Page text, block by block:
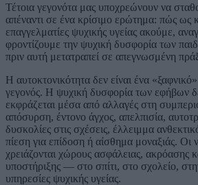
Τέτοια γεγονότα μας υποχρεώνουν να
απέναντι σε ένα κρίσιμο ερώτημα: πώς ως
επαγγελματίες ψυχικής υγείας ακούμε,
φροντίζουμε την ψυχική δυσφορία των
πριν αυτή μετατραπεί σε απεγνωσμένη
Η αυτοκτονικότητα δεν είναι ένα
γεγονός. Η ψυχική δυσφορία των εφήβων
εκφράζεται μέσα από αλλαγές στη
απόσυρση, έντονο άγχος, απελπισία,
δυσκολίες στις σχέσεις, έλλειμμα
πίεση για επίδοση ή αίσθημα μοναξιάς. Οι
χρειάζονται χώρους ασφάλειας, ακρόασης
υποστήριξης — στο σπίτι, στο σχολείο,
υπηρεσίες ψυχικής υγείας.